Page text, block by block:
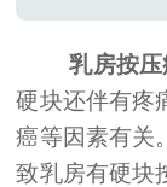
乳房按
硬块还伴有疼
癌等因素有关
致乳房有硬块